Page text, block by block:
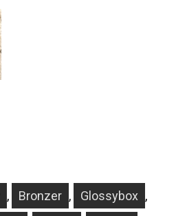
, Bronzer , Glossybox ,